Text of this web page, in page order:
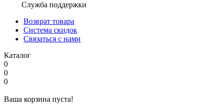
Служба поддержки
Возврат товара
Система скидок
Связаться с нами
Каталог
0
0
0
Ваша корзина пуста!